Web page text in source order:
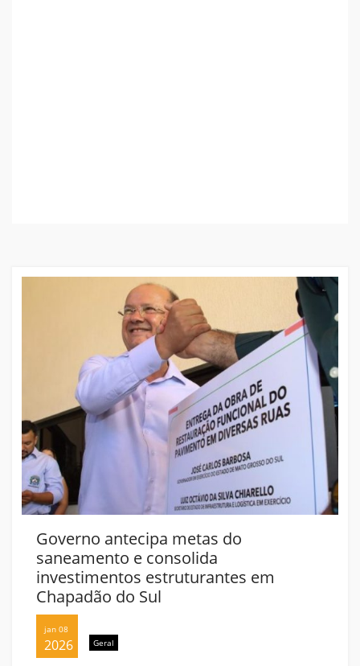
Governo antecipa metas do
saneamento e consolida
investimentos estruturantes em
Chapadão do Sul
jan 08
2026 Geral